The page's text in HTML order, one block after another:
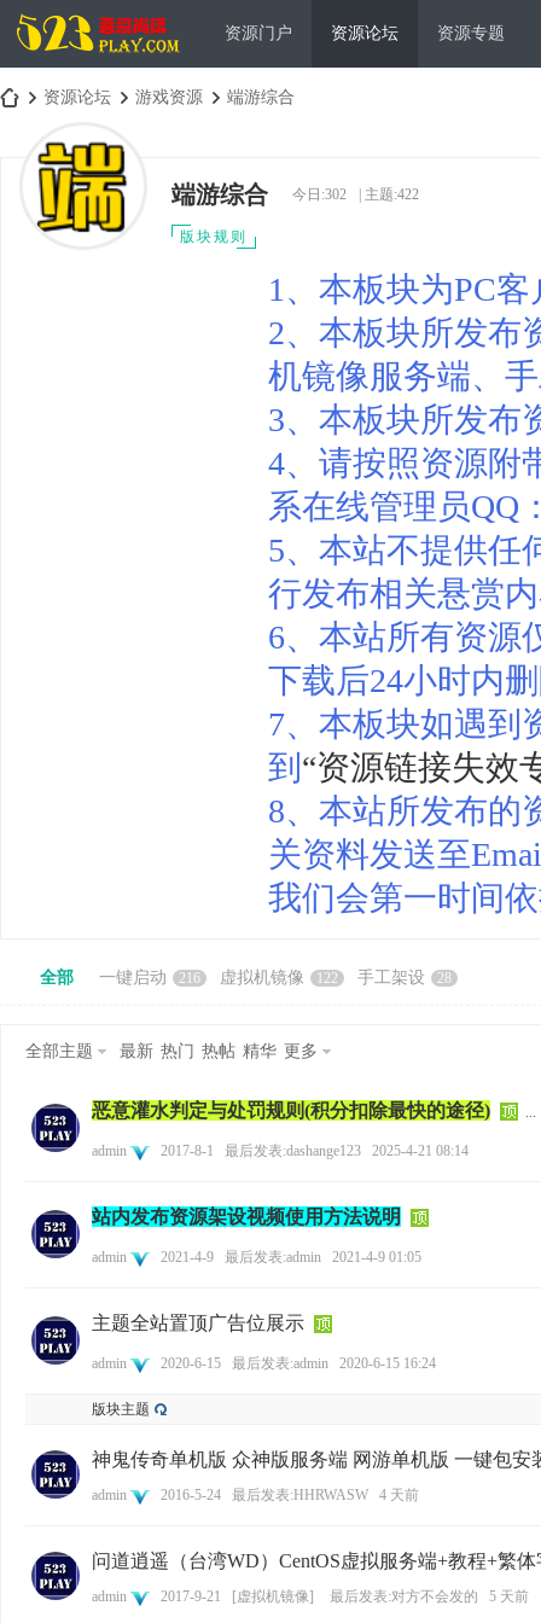
资源门户 资源论坛 资源专题
资源论坛 游戏资源
›
端游综合
端游综合 今日:302 主题:422
版块规则
1、本板块为PC
2、本板块所发布
机镜像服务端、
3、本板块所发布
4、请按照资源附
系在线管理员QQ
5、本站不提供任
行发布相关悬赏
6、本站所有资源
下载后24小时内
7、本板块如遇到
到 “资源链接失效
8、本站所发布的
关资料发送至
我们会第一时间
全部 一键启动 216 虚拟机镜像 122 手工架设 28
全部主题 最新 热门 热帖 精华 更多
恶意灌水判定与处罚规则(积分扣除最快的途径) ...
admin 2017-8-1 最后发表:dashange123 2025-4-21 08:14
站内发布资源架设视频使用方法说明
admin 2021-4-9 最后发表:admin 2021-4-9 01:05
主题全站置顶广告位展示
admin 2020-6-15 最后发表:admin 2020-6-15 16:24
版块主题
神鬼传奇单机版 众神版服务端 网游单机版 一键包安
admin 2016-5-24 最后发表:HHRWASW 4 天前
问道逍遥（台湾WD）CentOS虚拟服务端+教程+繁
admin 2017-9-21 [虚拟机镜像] 最后发表:对方不会发的 5 天前